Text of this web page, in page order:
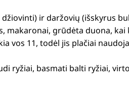
ir daržovių (išskyrus
makaronai, grūdėta duona,
vos 11, todėl jis plačiai
ryžiai, basmati balti ryžiai,